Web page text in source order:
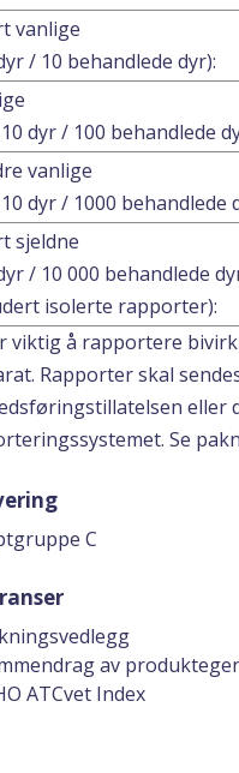
vanlige
/ 10 behandlede dyr):
dyr / 100 behandlede
vanlige
dyr / 1000 behandlede
sjeldne
/ 10 000 behandlede
isolerte rapporter):
viktig å rapportere
Rapporter skal
eller
Se
C
av
ATCvet Index